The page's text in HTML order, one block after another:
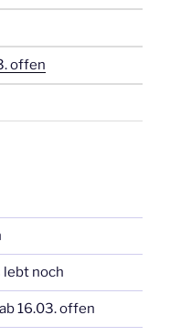
offen
lebt noch
16.03. offen